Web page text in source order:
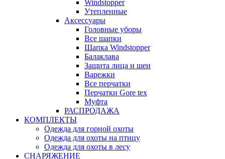
Windstopper
Утепленные
Аксессуары
Головные уборы
Все шапки
Шапка Windstopper
Балаклава
Защита лица и шеи
Варежки
Все перчатки
Перчатки Gore tex
Муфта
РАСПРОДАЖА
КОМПЛЕКТЫ
Одежда для горной охоты
Одежда для охоты на птицу
Одежда для охоты в лесу
СНАРЯЖЕНИЕ